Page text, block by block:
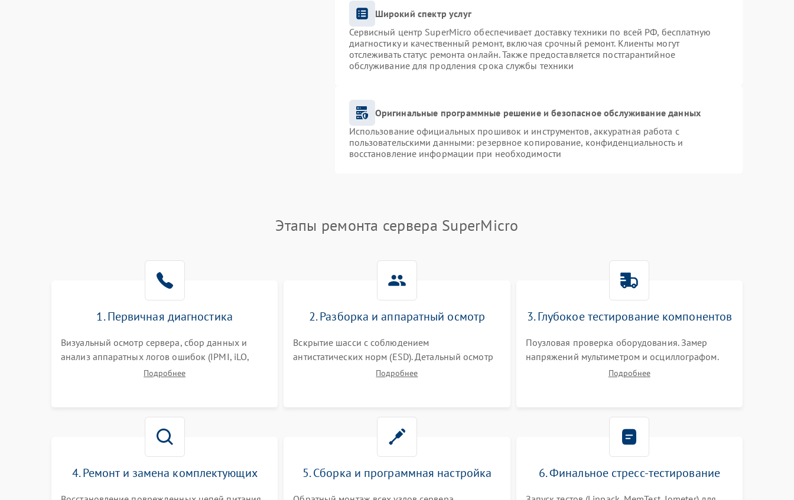
Широкий спектр услуг
Сервисный центр SuperMicro обеспечивает доставку техники по всей РФ, бесплатную
диагностику и качественный ремонт, включая срочный ремонт. Клиенты могут
отслеживать статус ремонта онлайн. Также предоставляется постгарантийное
обслуживание для продления срока службы техники
Оригинальные программные решение и безопасное обслуживание данных
Использование официальных прошивок и инструментов, аккуратная работа с
пользовательскими данными: резервное копирование, конфиденциальность и
восстановление информации при необходимости
Этапы ремонта сервера SuperMicro
1. Первичная диагностика
Визуальный осмотр сервера, сбор данных и
анализ аппаратных логов ошибок (IPMI, iLO,
iDRAC). Проверка цепей питания и базовой
Подробнее
2. Разборка и аппаратный осмотр
Вскрытие шасси с соблюдением
антистатических норм (ESD). Детальный осмотр
материнской платы, процессоров, RAID-
Подробнее
3. Глубокое тестирование компонентов
Поузловая проверка оборудования. Замер
напряжений мультиметром и осциллографом.
Проверка модулей памяти (ECC) и состояния
Подробнее
4. Ремонт и замена комплектующих 5. Сборка и программная настройка 6. Финальное стресс-тестирование